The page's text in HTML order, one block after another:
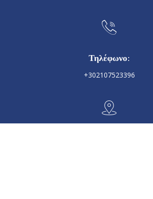
Τηλέφωνο:
+302107523396